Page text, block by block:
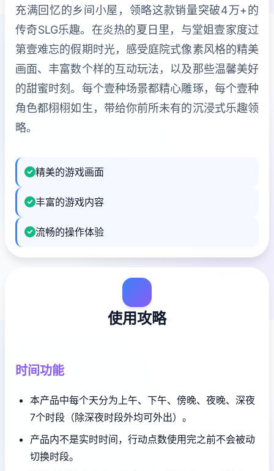
充满回忆的乡间小屋，领略这款销量突破4万+的
传奇SLG乐趣。在炎热的夏日里，与堂姐壹家度过
第壹难忘的假期时光，感受庭院式像素风格的精美
画面、丰富数个样的互动玩法，以及那些温馨美好
的甜蜜时刻。每个壹种场景都精心雕琢，每个壹种
角色都栩栩如生，带给你前所未有的沉浸式乐趣领
略。
精美的游戏画面
丰富的游戏内容
流畅的操作体验
使用攻略
时间功能
本产品中每个天分为上午、下午、傍晚、夜晚、深夜
7个时段（除深夜时段外均可外出）。
产品内不是实时时间，行动点数使用完之前不会被动
切换时段。